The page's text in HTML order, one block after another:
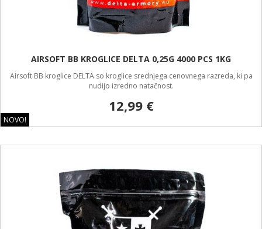
NOVO!
AIRSOFT BB KROGLICE DELTA 0,25G 4000 PCS 1KG
Airsoft BB kroglice DELTA so kroglice srednjega cenovnega razreda, ki pa
nudijo izredno natačnost.
12,99 €